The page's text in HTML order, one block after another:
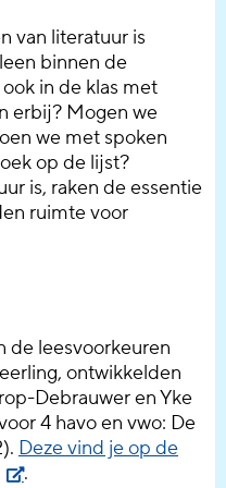
van literatuur is
binnen de
in de klas met
erbij? Mogen we
we met spoken
op de lijst?
is, raken de essentie
ruimte voor
de leesvoorkeuren
ontwikkelden
DebrauwerenYke
4 havo en vwo: De
Deze vind je op de
.